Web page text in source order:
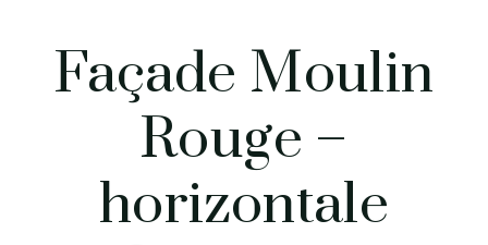
Façade Moulin
Rouge –
horizontale